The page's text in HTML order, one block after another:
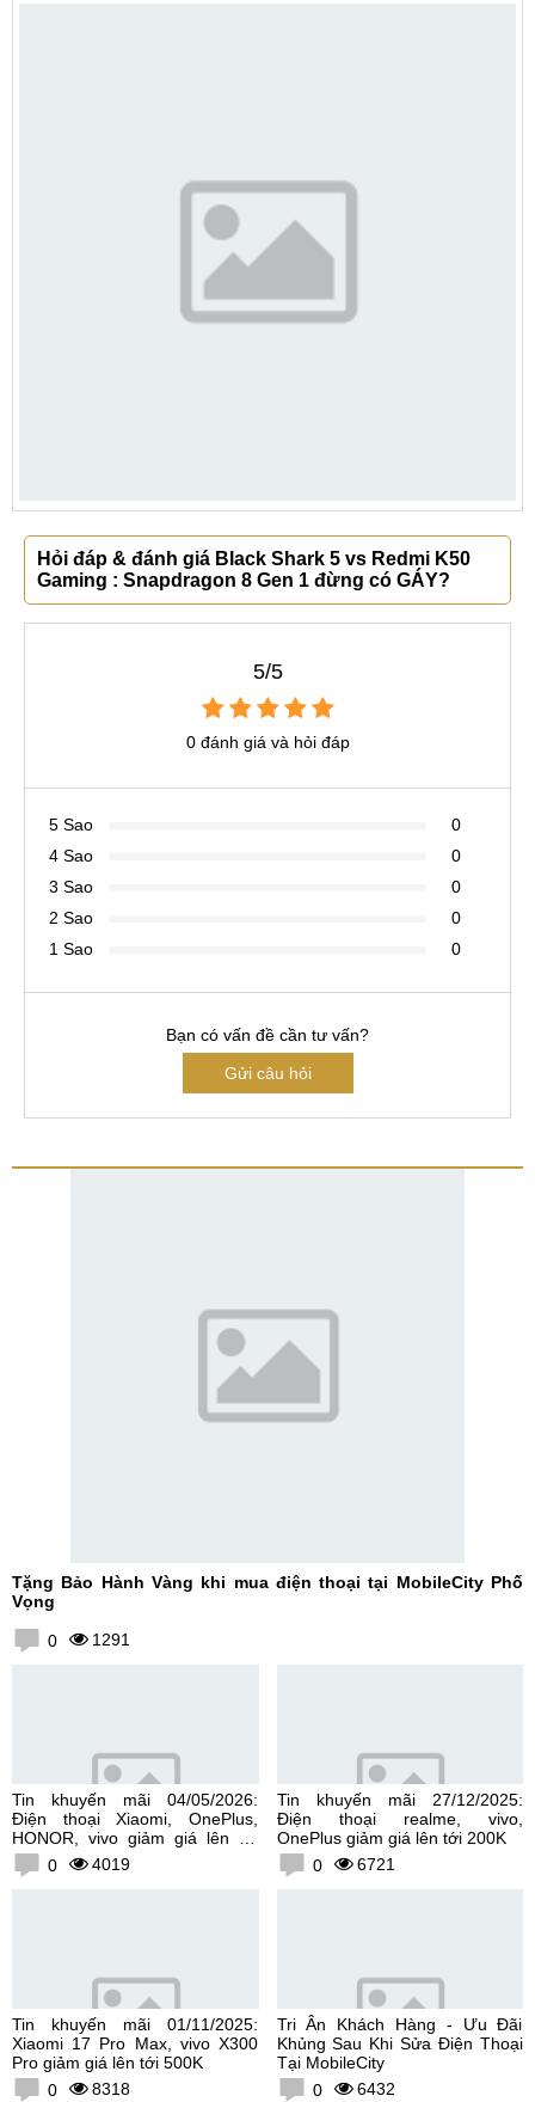
Hỏi đáp & đánh giá Black Shark 5 vs Redmi K50
Gaming : Snapdragon 8 Gen 1 đừng có GÁY?
5/5
0 đánh giá và hỏi đáp
5 Sao
0
4 Sao
0
3 Sao
0
2 Sao
0
1 Sao
0
Bạn có vấn đề cần tư vấn?
Gửi câu hỏi
Tặng Bảo Hành Vàng khi mua điện thoại tại MobileCity Phố
Vọng
0 1291
Tin khuyến mãi 04/05/2026:
Điện thoại Xiaomi, OnePlus,
HONOR, vivo giảm giá lên tới
300K0 4019
Tin khuyến mãi 27/12/2025:
Điện thoại realme, vivo,
OnePlus giảm giá lên tới 200K
0
6721
Tin khuyến mãi 01/11/2025:
Xiaomi 17 Pro Max, vivo X300
Pro giảm giá lên tới 500K
0
8318
Tri Ân Khách Hàng - Ưu Đãi
Khủng Sau Khi Sửa Điện Thoại
Tại MobileCity
0
6432